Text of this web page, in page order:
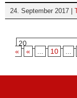
24. September 2017 |
20
«
« 10